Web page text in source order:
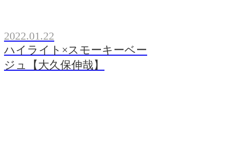
2022.01.22
ハイライト×スモーキーベー
ジュ【大久保伸哉】